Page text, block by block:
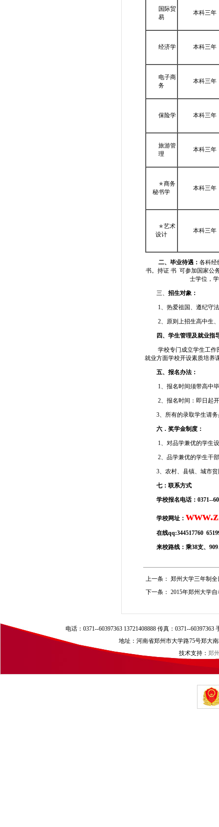
国际贸
易
本科三年
经济学 本科三年
电子商
务
本科三年
保险学 本科三年
旅游管
理
本科三年
★商务
秘书学
本科三年
★艺术
设计
本科三年
二、毕业待遇： 各科经
书。持证 书 可参加国家公
士学位，
三、招生对象：
1、热爱祖国、遵纪守
2、原则上招生高中生
四、学生管理及就业指
学校专门成立学生工
就业方面学校开设素质培养
五、报名办法：
1、报名时间须带高中
2、报名时间：即日起
3、所有的录取学生请
六．奖学金制度：
1、对品学兼优的学生
2、品学兼优的学生干
3、农村、县镇、城市
七：联系方式
学校报名电话：0371--
学校网址：
在线qq:344517760
来校路线：乘38支、
上一条： 郑州大学三年制
下一条： 2015年郑州大学
电话：0371--60397363 13721408888 传真：0371--
地址：河南省郑州市大学路75号郑大
技术支持： 郑